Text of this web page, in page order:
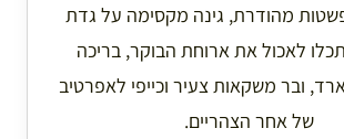
מהודרת, גינה מקסימה על גדת
לאכול את ארוחת הבוקר, בריכה
ובר משקאות צעיר וכייפי לאפרטיב
של אחר הצהריים.